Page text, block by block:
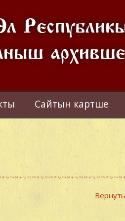
архивше
Сайтын картше